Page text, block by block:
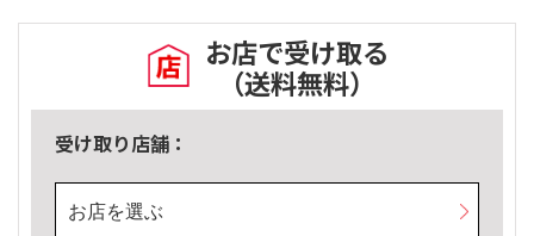
お店で受け取る
（送料無料）
受け取り店舗：
お店を選ぶ